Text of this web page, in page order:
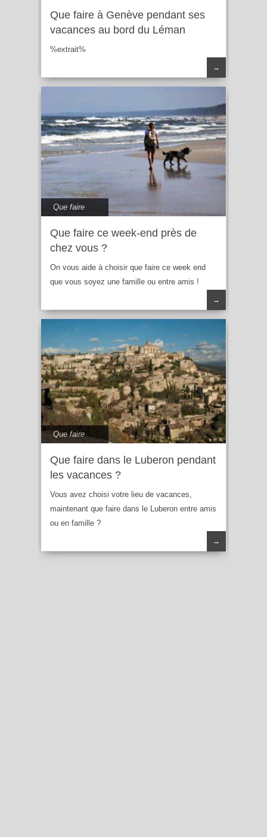
Que faire à Genève pendant ses
vacances au bord du Léman
%extrait%
→
Que faire
Que faire ce week-end près de
chez vous ?
On vous aide à choisir que faire ce week end
que vous soyez une famille ou entre amis !
→
Que faire
Que faire dans le Luberon pendant
les vacances ?
Vous avez choisi votre lieu de vacances,
maintenant que faire dans le Luberon entre amis
ou en famille ?
→